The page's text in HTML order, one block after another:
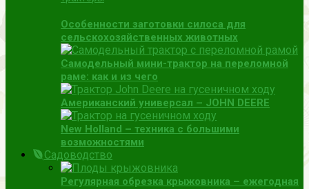
Особенности заготовки силоса для
сельскохозяйственных животных
Самодельный мини-трактор на переломной
раме: как и из чего
Американский универсал – JOHN DEERE
New Holland – техника с большими
возможностями
Садоводство
Регулярная обрезка крыжовника – ежегодная